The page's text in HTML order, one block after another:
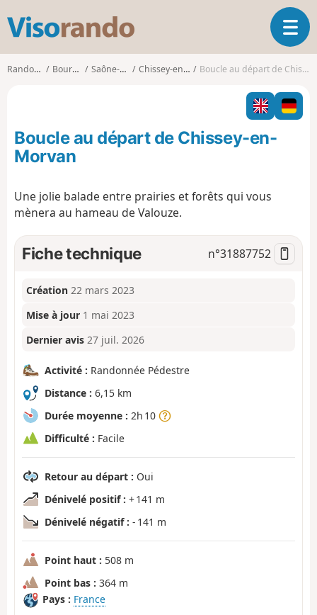
s
o
o
O
u
v
i
r
l
t
Randonnées Bourgogne Saône-et-Loire Chissey-en-Morvan Boucle au départ de Chissey-en-Morvan
Boucle au départ de Chissey-en-
Morvan
Une jolie balade entre prairies et forêts qui vous
mènera au hameau de Valouze.
Fiche technique n°31887752
Création 22 mars 2023
Mise à jour 1 mai 2023
Dernier avis 27 juil. 2026
Activité : Randonnée Pédestre
Distance : 6,15 km
Durée moyenne : 2h 10
Difficulté : Facile
Retour au départ : Oui
Dénivelé positif : + 141 m
Dénivelé négatif : - 141 m
Point haut : 508 m
Point bas : 364 m
Pays : France